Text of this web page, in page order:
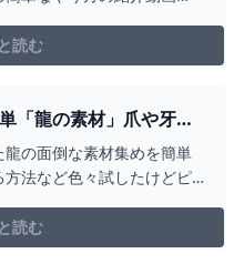
ゾナウの正体とその根拠の
読む
「龍の素材」爪や牙を
を紹介します【ティア
YOUTUBE
の面倒な素材集めを簡単
法など色々試したけどピ
ださい！地底ライネル全
する方法
読む